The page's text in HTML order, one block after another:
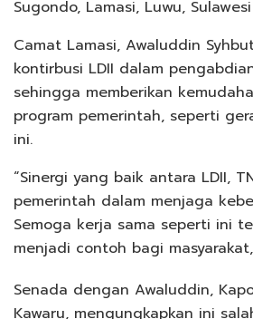
Sugondo, Lamasi, Luwu,
Camat Lamasi, Awaluddin
kontirbusi LDII dalam
sehingga memberikan
program pemerintah, seperti
ini.
“Sinergi yang baik antara LDII,
pemerintah dalam menjaga
Semoga kerja sama seperti ini
menjadi contoh bagi
Senada dengan Awaluddin,
Kawaru, mengungkapkan ini